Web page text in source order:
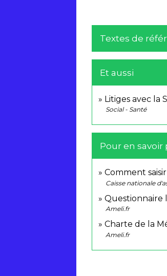
Textes de
Et aussi
Litiges avec la
Social - Santé
Pour en savoir
Comment
Caisse nationale
Questionnaire
Ameli.fr
Charte de la
Ameli.fr